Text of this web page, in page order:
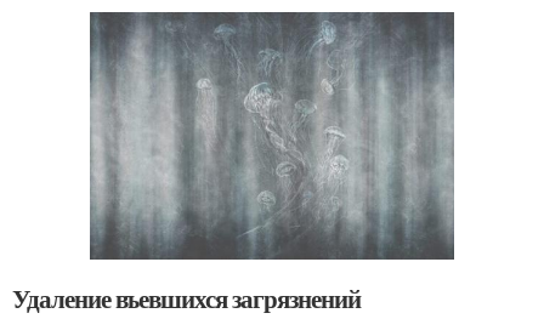
Удаление въевшихся загрязнений